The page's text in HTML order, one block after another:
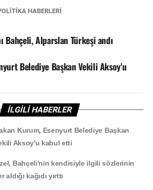
HABERLERİ
Bahçeli, Alparslan Türkeşi andı
Belediye Başkan Vekili Aksoy'u
İLGİLİ HABERLER
Kurum, Esenyurt Belediye Başkan
Aksoy'u kabul etti
Bahçeli'nin kendisiyle ilgili sözlerinin
aldığı kağıdı yırttı